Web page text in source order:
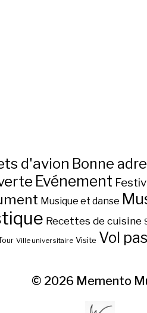
d'avion Bonne
Evénement
Musique et danse
Recettes de cuisine
Ville universitaire Visite Vol
© 2026 Memento